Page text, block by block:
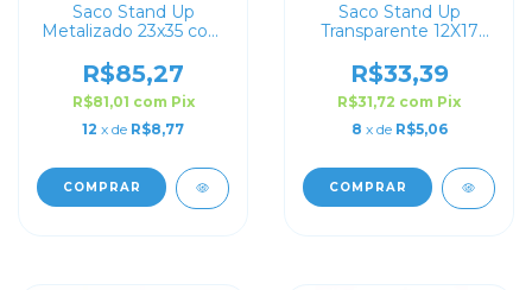
Saco Stand Up
Metalizado 23x35 com
R$85,27
R$81,01 com Pix
12 x de R$8,77
COMPRAR
Saco Stand Up
Transparente 12X17
R$33,39
R$31,72 com Pix
8 x de R$5,06
COMPRAR